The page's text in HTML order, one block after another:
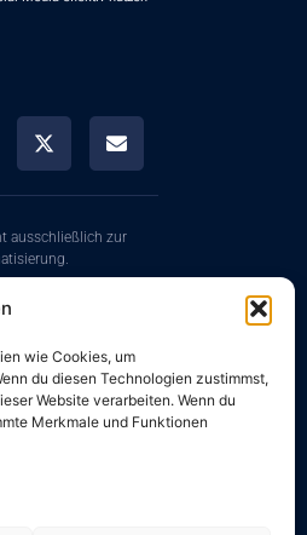
wie Cookies, um
du diesen Technologien zustimmst,
Website verarbeiten. Wenn du
Merkmale und Funktionen
ausschließlich zur
Technologien rund
der
übernommen.